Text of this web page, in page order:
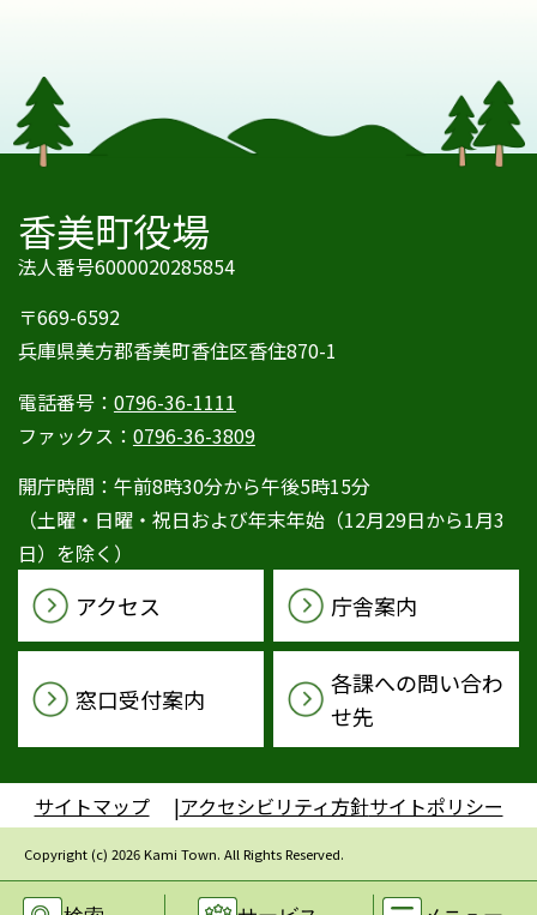
香美町役場
法人番号6000020285854
〒669-6592
兵庫県美方郡香美町香住区香住870-1
電話番号： 0796-36-1111
ファックス： 0796-36-3809
開庁時間：午前8時30分から午後5時15分
（土曜・日曜・祝日および年末年始（12月29日から1月3
日）を除く）
アクセス 庁舎案内
窓口受付案内
各課への問い合わ
せ先
サイトマップ アクセシビリティ方針サイトポリシー
Copyright (c) 2026 Kami Town. All Rights Reserved.